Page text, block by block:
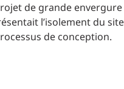
de grande
l’isolement du
de conception.